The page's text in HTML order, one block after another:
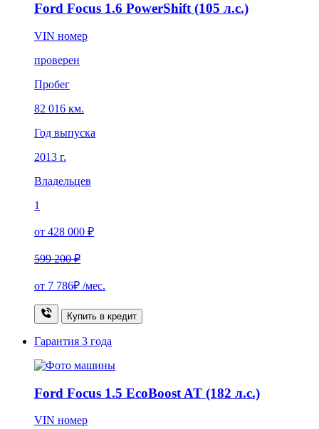
Ford Focus 1.6 PowerShift (105 л.с.)
VIN номер
проверен
Пробег
82 016 км.
Год выпуска
2013 г.
Владельцев
1
от 428 000 ₽
599 200 ₽
от 7 786₽ /мес.
Купить в кредит
Гарантия 3 года
Ford Focus 1.5 EcoBoost AT (182 л.с.)
VIN номер